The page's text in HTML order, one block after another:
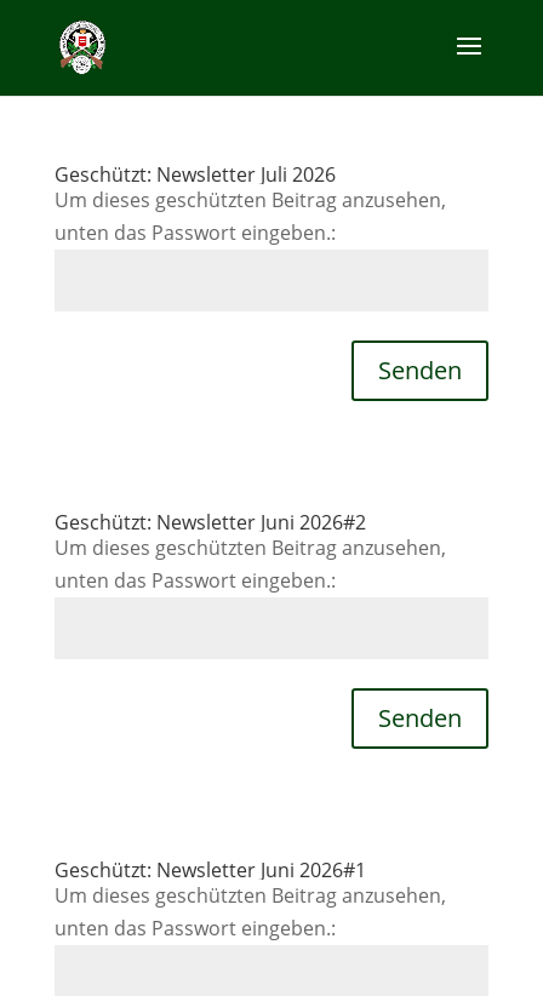
Geschützt: Newsletter Juli 2026
Um dieses geschützten Beitrag anzusehen,
unten das Passwort eingeben.:
Senden
Geschützt: Newsletter Juni 2026#2
Um dieses geschützten Beitrag anzusehen,
unten das Passwort eingeben.:
Senden
Geschützt: Newsletter Juni 2026#1
Um dieses geschützten Beitrag anzusehen,
unten das Passwort eingeben.: